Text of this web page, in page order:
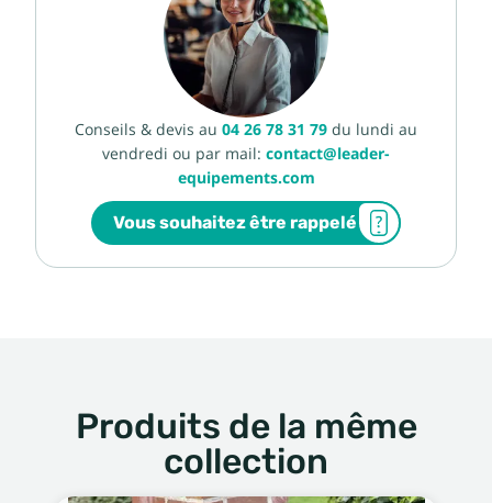
Conseils & devis au 04 26 78 31 79 du lundi au
vendredi ou par mail: contact@leader-
equipements.com
Vous souhaitez être rappelé
Produits de la même
collection